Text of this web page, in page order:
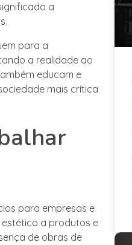
a
para a
a realidade ao
educam e
mais crítica
para empresas e
a produtos e
de obras de